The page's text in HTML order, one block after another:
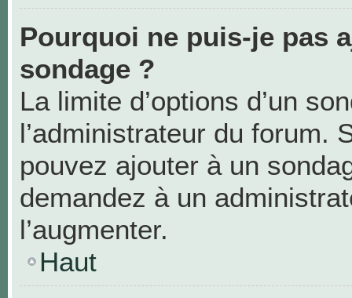
Pourquoi ne puis-je pas
sondage ?
La limite d’options d’un
l’administrateur du forum.
pouvez ajouter à un
demandez à un
l’augmenter.
Haut